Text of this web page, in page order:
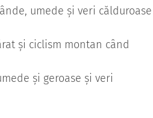
umede și veri călduroase
și ciclism montan când
și geroase și veri